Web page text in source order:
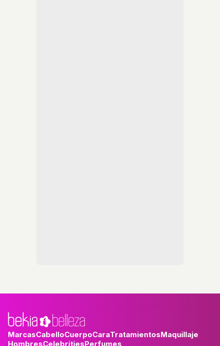
MarcasCabelloCuerpoCaraTratamientosMaquillaje
HombresCelebritiesPerfumes